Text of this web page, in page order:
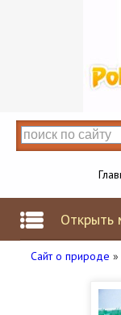
Открыть
Сайт о природе »